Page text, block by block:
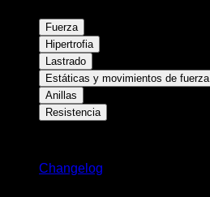
Fuerza
Hipertrofia
Lastrado
Estáticas y movimientos de fuerza
Anillas
Resistencia
Changelog